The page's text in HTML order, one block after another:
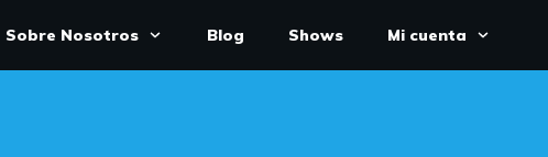
Sobre Nosotros Blog Shows Mi cuenta